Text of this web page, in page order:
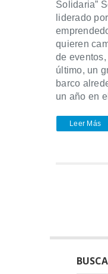
Solidaria”
liderado
quieren
de
último, un
barco
un año en
Leer Más